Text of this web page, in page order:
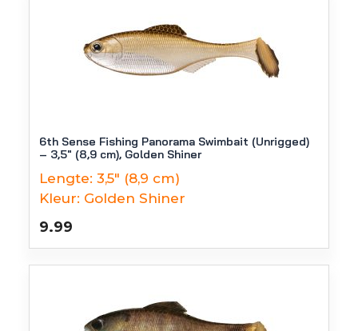
6th Sense Fishing Panorama Swimbait (Unrigged)
– 3,5″ (8,9 cm), Golden Shiner
Lengte: 3,5" (8,9 cm)
Kleur: Golden Shiner
9.99